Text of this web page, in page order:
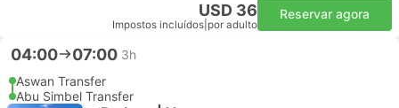
USD 36
Impostos incluídos por adulto
Reservar agora
04:00 07:00 3h
Aswan Transfer
Abu Simbel Transfer